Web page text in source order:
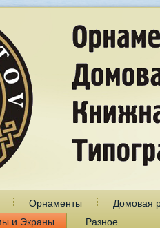
Орнаменты
Домовая
и Экраны Разное